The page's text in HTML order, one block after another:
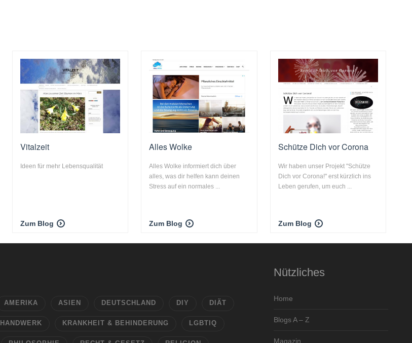
Vitalzeit
Ideen für mehr Lebensqualität
Zum Blog
Alles Wolke
Alles Wolke informiert dich über
alles, was dir helfen kann deinen
Stress auf ein normales ...
Zum Blog
Schütze Dich vor Corona
Wir haben unser Projekt "Schütze
Dich vor Corona!" erst kürzlich ins
Leben gerufen, um euch ...
Zum Blog
AMERIKA ASIEN DEUTSCHLAND DIY DIÄT
HANDWERK KRANKHEIT & BEHINDERUNG LGBTIQ
Nützliches
Home
Blogs A – Z
Magazin